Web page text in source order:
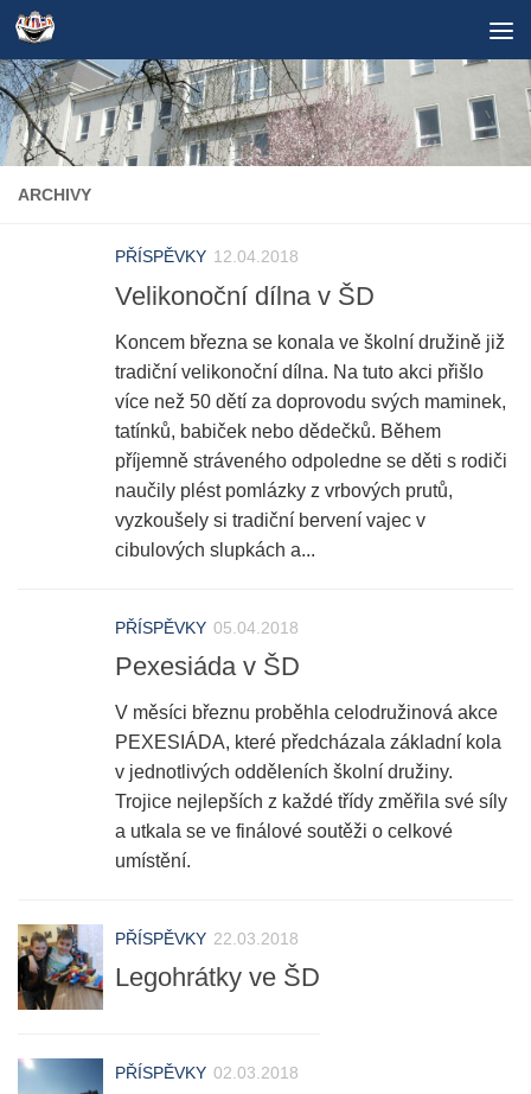
Skip to content
ARCHIVY
PŘÍSPĚVKY 12.04.2018
Velikonoční dílna v ŠD
Koncem března se konala ve školní družině již
tradiční velikonoční dílna. Na tuto akci přišlo
více než 50 dětí za doprovodu svých maminek,
tatínků, babiček nebo dědečků. Během
příjemně stráveného odpoledne se děti s rodiči
naučily plést pomlázky z vrbových prutů,
vyzkoušely si tradiční bervení vajec v
cibulových slupkách a...
PŘÍSPĚVKY 05.04.2018
Pexesiáda v ŠD
V měsíci březnu proběhla celodružinová akce
PEXESIÁDA, které předcházala základní kola
v jednotlivých odděleních školní družiny.
Trojice nejlepších z každé třídy změřila své síly
a utkala se ve finálové soutěži o celkové
umístění.
PŘÍSPĚVKY 22.03.2018
Legohrátky ve ŠD
PŘÍSPĚVKY 02.03.2018